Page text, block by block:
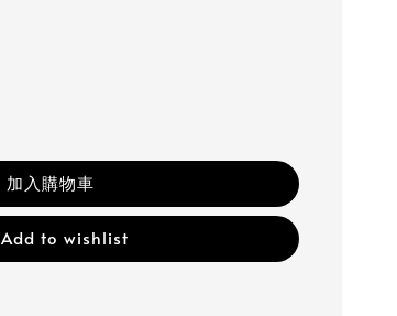
加入購物車
Add to wishlist